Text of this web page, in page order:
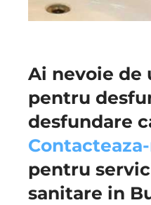
Ai nevoie de
pentru
desfundare
pentru
sanitare in